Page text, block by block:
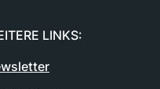
LINKS: